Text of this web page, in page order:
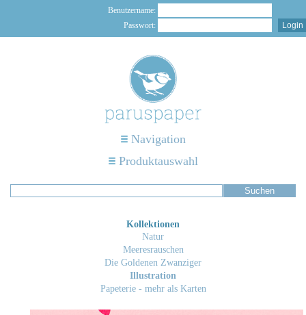
Benutzername:
Passwort:
Navigation
Produktauswahl
Kollektionen
Natur
Meeresrauschen
Die Goldenen Zwanziger
Illustration
Papeterie - mehr als Karten